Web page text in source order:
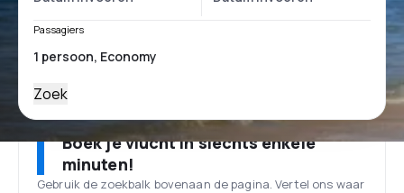
Passagiers
Zoek
Boek je vlucht in slechts enkele
minuten!
Gebruik de zoekbalk bovenaan de pagina. Vertel ons waar